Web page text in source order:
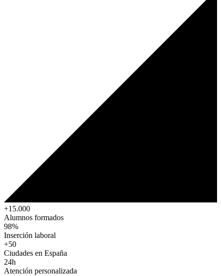
+15.000
Alumnos formados
98%
Inserción laboral
+50
Ciudades en España
24h
Atención personalizada